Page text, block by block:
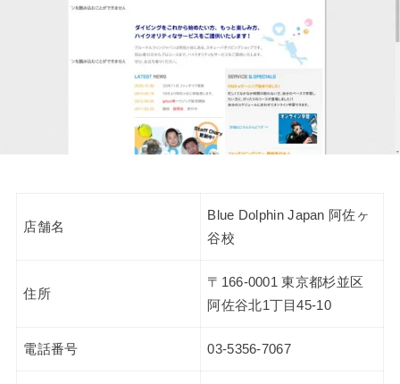
店舗名
Blue Dolphin Japan 阿佐ヶ
谷校
住所
〒166-0001 東京都杉並区
阿佐谷北1丁目45-10
電話番号 03-5356-7067